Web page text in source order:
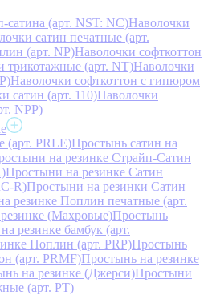
сатина (арт. NST: NC)Наволочки
сатин печатные (арт.
(арт. NP)Наволочки софткоттон
трикотажные (арт. NT)Наволочки
Наволочки софткоттон с гипюром
сатин (арт. 110)Наволочки
NPP)
(арт. PRLE)Простынь сатин на
на резинке Страйп-Сатин
Простыни на резинке Сатин
R)Простыни на резинки Сатин
резинке Поплин печатные (арт.
(Махровые)Простынь
резинке бамбук (арт.
Поплин (арт. PRP)Простынь
(арт. PRMF)Простынь на резинке
на резинке (Джерси)Простыни
(арт. РТ)